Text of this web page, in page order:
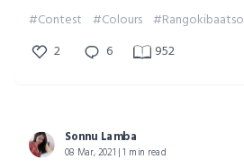
#Contest #Colours #Rangokibaatsonnuksath
2
6 952
Sonnu Lamba
08 Mar, 2021 | 1 min read